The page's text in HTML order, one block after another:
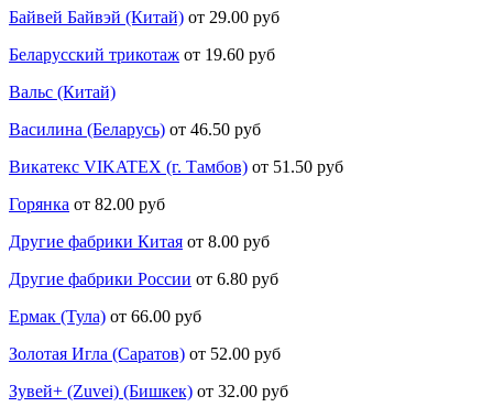
Байвей Байвэй (Китай) от 29.00 руб
Беларусский трикотаж от 19.60 руб
Вальс (Китай)
Василина (Беларусь) от 46.50 руб
Викатекс VIKATEX (г. Тамбов) от 51.50 руб
Горянка от 82.00 руб
Другие фабрики Китая от 8.00 руб
Другие фабрики России от 6.80 руб
Ермак (Тула) от 66.00 руб
Золотая Игла (Саратов) от 52.00 руб
Зувей+ (Zuvei) (Бишкек) от 32.00 руб